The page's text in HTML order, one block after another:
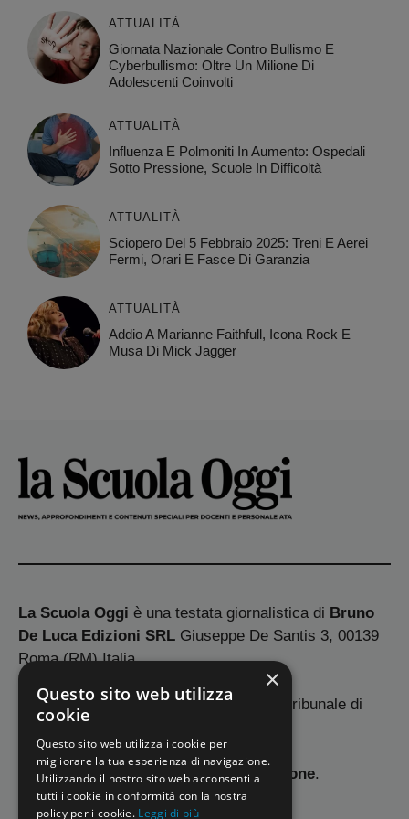
ATTUALITÀ
Giornata Nazionale Contro Bullismo E
Cyberbullismo: Oltre Un Milione Di
Adolescenti Coinvolti
ATTUALITÀ
Influenza E Polmoniti In Aumento: Ospedali
Sotto Pressione, Scuole In Difficoltà
ATTUALITÀ
Sciopero Del 5 Febbraio 2025: Treni E Aerei
Fermi, Orari E Fasce Di Garanzia
ATTUALITÀ
Addio A Marianne Faithfull, Icona Rock E
Musa Di Mick Jagger
La Scuola Oggi è una testata giornalistica di Bruno
De Luca Edizioni SRL Giuseppe De Santis 3, 00139
Roma (RM) Italia.
Iscrizione al Registro Stampa presso il tribunale di
Cosenza n.
Direttore ResponsabileGiuseppe Montone.
×
Questo sito web utilizza
cookie
Questo sito web utilizza i cookie per
migliorare la tua esperienza di navigazione.
Utilizzando il nostro sito web acconsenti a
tutti i cookie in conformità con la nostra
policy per i cookie. Leggi di più